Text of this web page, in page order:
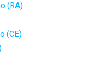
(RA)
(CE)